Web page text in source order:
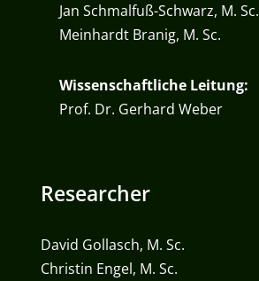
Jan Schmalfuß-Schwarz, M. Sc.
Meinhardt Branig, M. Sc.
Wissenschaftliche Leitung:
Prof. Dr. Gerhard Weber
Researcher
David Gollasch, M. Sc.
Christin Engel, M. Sc.